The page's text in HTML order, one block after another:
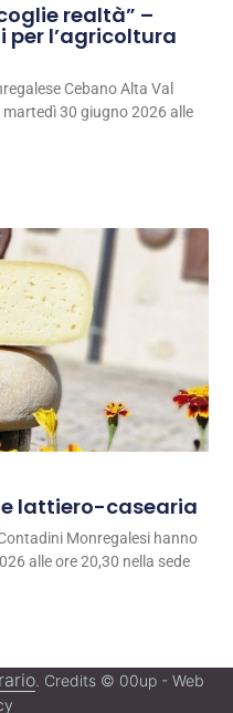
realtà” –
per l’agricoltura
Cebano Alta Val
30 giugno 2026 alle
lattiero-casearia
Monregalesi hanno
alle ore 20,30 nella sede
. Credits © 00up - Web